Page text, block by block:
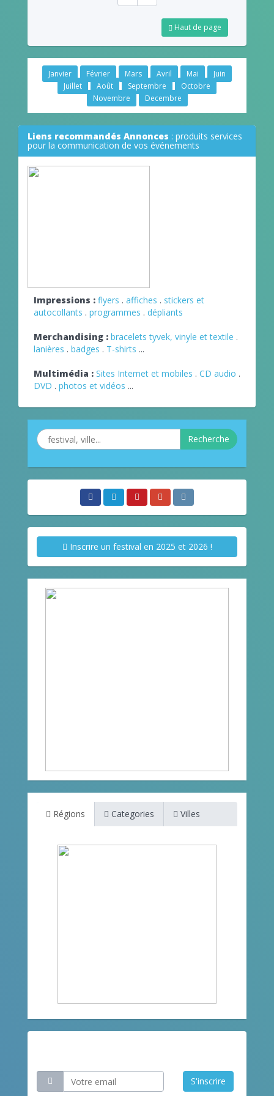
Haut de page
Janvier Février Mars Avril Mai
Juin
Juillet
Août Septembre
Octobre
Novembre
Decembre
Liens recommandés Annonces : produits services
pour la communication de vos événements
Impressions : flyers . affiches . stickers et
autocollants . programmes . dépliants
Merchandising : bracelets tyvek, vinyle et textile .
lanières . badges . T-shirts ...
Multimédia : Sites Internet et mobiles . CD audio .
DVD . photos et vidéos ...
Recherche
Inscrire un festival en 2025 et 2026 !
Régions Categories Villes
S'inscrire